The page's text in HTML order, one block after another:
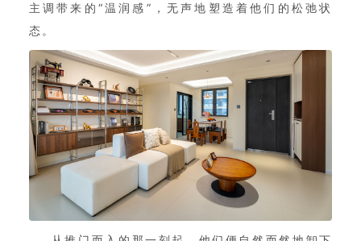
主调带来的“温润感”，无声地塑造着他们的松弛状
态。